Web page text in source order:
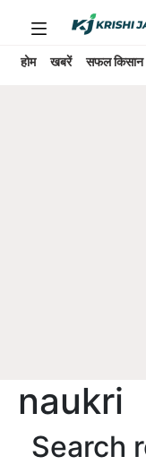
होम खबरें सफल किसान
naukri
Search